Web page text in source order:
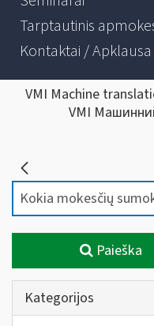
Tarptautinis
Kontaktai / Apklausa
VMI Machine
VMI
Paieška
Kategorijos